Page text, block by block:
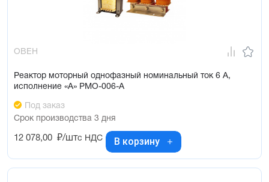
ОВЕН
Реактор моторный однофазный номинальный ток 6 А,
исполнение «А» РМО-006-А
Под заказ
Срок производства 3 дня
12 078,00 ₽/штс НДС В корзину